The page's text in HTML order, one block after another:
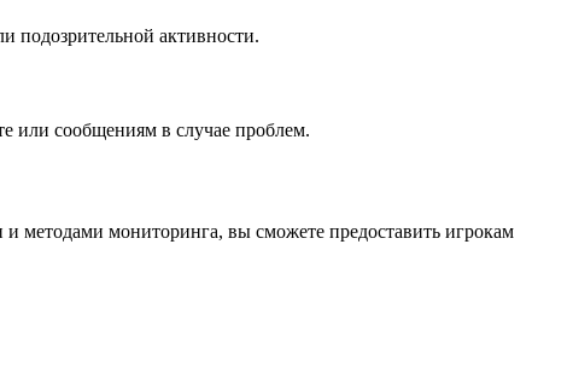
подозрительной активности.
или сообщениям в случае проблем.
методами мониторинга, вы сможете предоставить игрокам